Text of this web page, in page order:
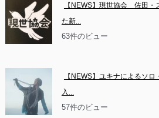
【NEWS】現世協会　佐田
た新...
63件のビュー
【NEWS】ユキナによるソ
入...
57件のビュー